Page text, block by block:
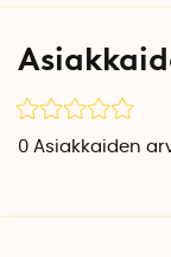
pelastuskelluketta
0 Asiakkaiden